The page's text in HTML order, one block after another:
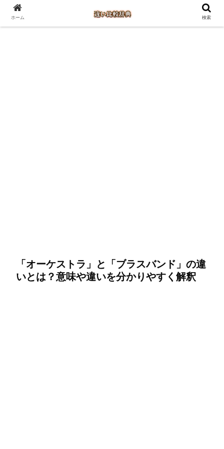
「オーケストラ」と「ブラスバンド」の違
いとは？意味や違いを分かりやすく解釈
ホーム 検索